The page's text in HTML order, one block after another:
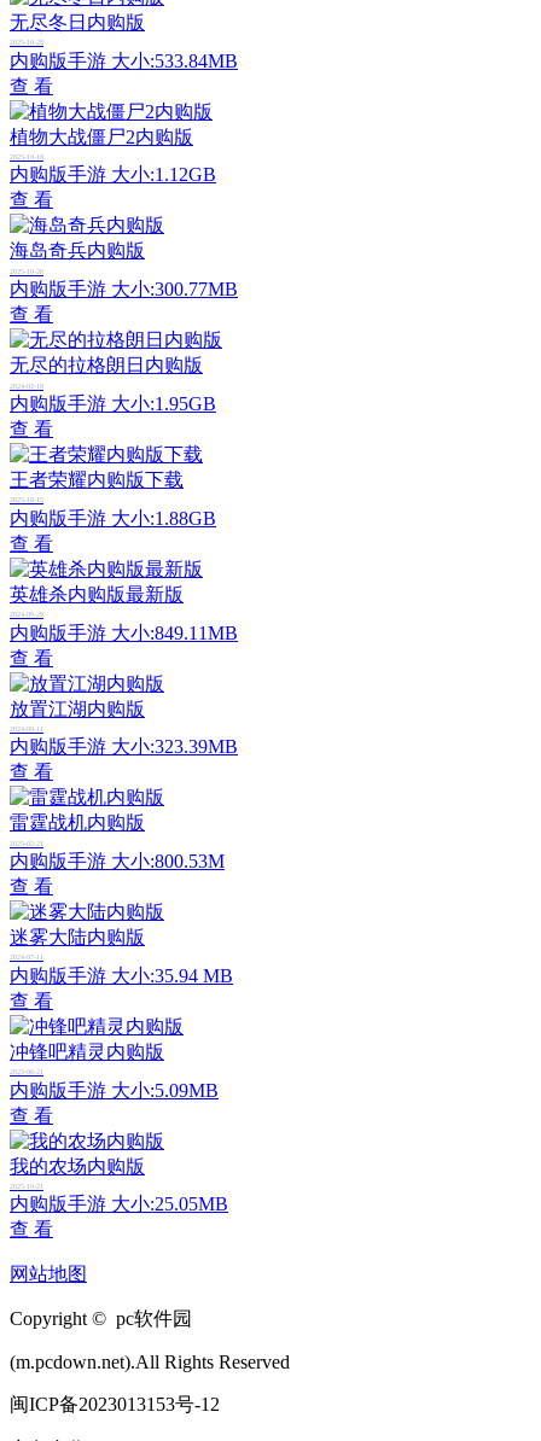
无尽冬日内购版
2025-10-28
内购版手游 大小:533.84MB
查 看
植物大战僵尸2内购版
2025-10-18
内购版手游 大小:1.12GB
查 看
海岛奇兵内购版
2025-10-28
内购版手游 大小:300.77MB
查 看
无尽的拉格朗日内购版
2024-02-18
内购版手游 大小:1.95GB
查 看
王者荣耀内购版下载
2025-10-15
内购版手游 大小:1.88GB
查 看
英雄杀内购版最新版
2024-09-29
内购版手游 大小:849.11MB
查 看
放置江湖内购版
2024-09-11
内购版手游 大小:323.39MB
查 看
雷霆战机内购版
2025-02-21
内购版手游 大小:800.53M
查 看
迷雾大陆内购版
2024-07-11
内购版手游 大小:35.94 MB
查 看
冲锋吧精灵内购版
2023-06-21
内购版手游 大小:5.09MB
查 看
我的农场内购版
2025-10-21
内购版手游 大小:25.05MB
查 看
网站地图
Copyright © pc软件园
(m.pcdown.net).All Rights Reserved
闽ICP备2023013153号-12